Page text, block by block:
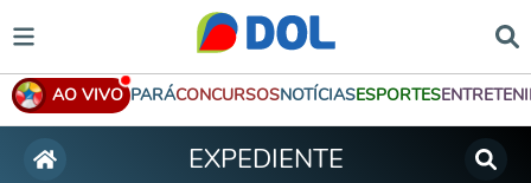
AO VIVO PARÁCONCURSOSNOTÍCIASESPORTES
EXPEDIENTE